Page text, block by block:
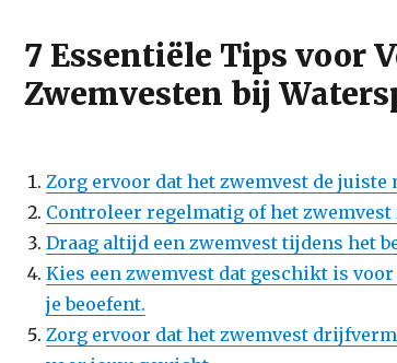
7 Essentiële Tips voor
Zwemvesten bij
Zorg ervoor dat het zwemvest de juiste
Controleer regelmatig of het
Draag altijd een zwemvest tijdens het
Kies een zwemvest dat geschikt is
je beoefent.
Zorg ervoor dat het zwemvest